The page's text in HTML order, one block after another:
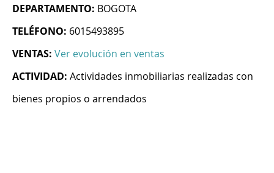
DEPARTAMENTO: BOGOTA
TELÉFONO: 6015493895
VENTAS: Ver evolución en ventas
ACTIVIDAD: Actividades inmobiliarias realizadas con
bienes propios o arrendados